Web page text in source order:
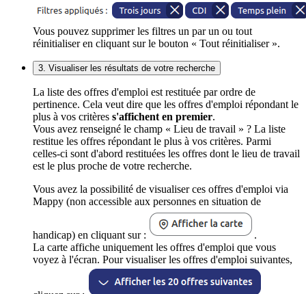
Vous pouvez supprimer les filtres un par un ou tout
réinitialiser en cliquant sur le bouton « Tout réinitialiser ».
3. Visualiser les résultats de votre recherche
La liste des offres d'emploi est restituée par ordre de
pertinence. Cela veut dire que les offres d'emploi répondant le
plus à vos critères s'affichent en premier.
Vous avez renseigné le champ « Lieu de travail » ? La liste
restitue les offres répondant le plus à vos critères. Parmi
celles-ci sont d'abord restituées les offres dont le lieu de travail
est le plus proche de votre recherche.
Vous avez la possibilité de visualiser ces offres d'emploi via
Mappy (non accessible aux personnes en situation de
handicap) en cliquant sur :
.
La carte affiche uniquement les offres d'emploi que vous
voyez à l'écran. Pour visualiser les offres d'emploi suivantes,